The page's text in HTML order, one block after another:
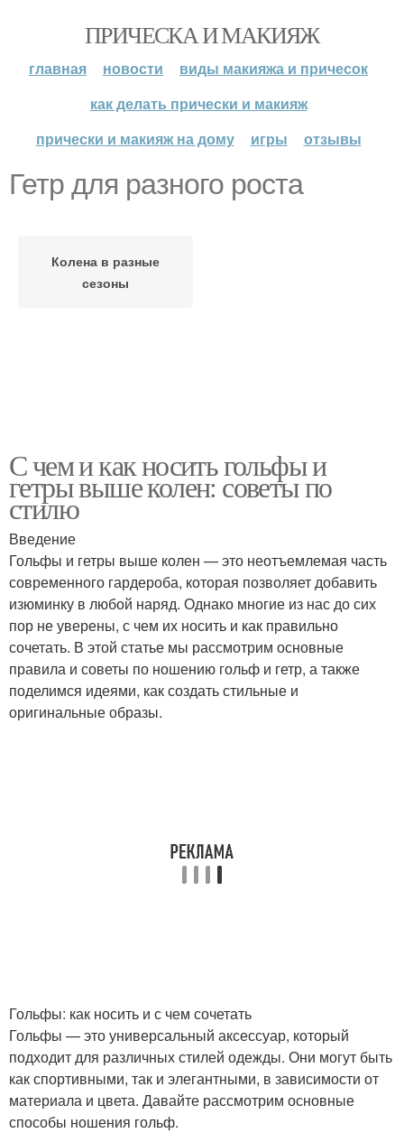
ПРИЧЕСКА И МАКИЯЖ
главная новости
виды макияжа и причесок
как делать прически и макияж
прически и макияж на дому
игры отзывы
Гетр для разного роста
Колена в разные
сезоны
С чем и как носить гольфы и
гетры выше колен: советы по
стилю
Введение
Гольфы и гетры выше колен — это неотъемлемая часть
современного гардероба, которая позволяет добавить
изюминку в любой наряд. Однако многие из нас до сих
пор не уверены, с чем их носить и как правильно
сочетать. В этой статье мы рассмотрим основные
правила и советы по ношению гольф и гетр, а также
поделимся идеями, как создать стильные и
оригинальные образы.
Гольфы: как носить и с чем сочетать
Гольфы — это универсальный аксессуар, который
подходит для различных стилей одежды. Они могут быть
как спортивными, так и элегантными, в зависимости от
материала и цвета. Давайте рассмотрим основные
способы ношения гольф.